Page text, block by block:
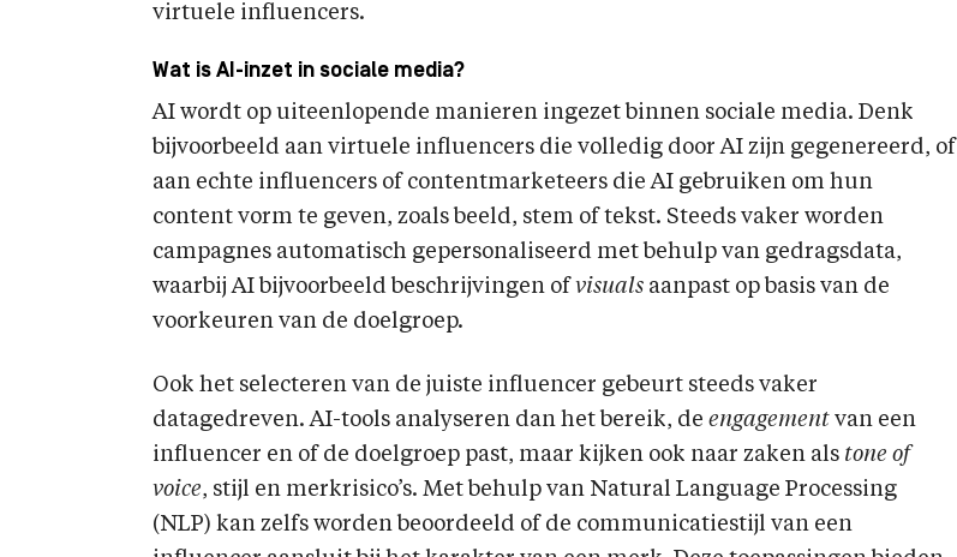
virtuele influencers.
Wat is AI-inzet in sociale media?
AI wordt op uiteenlopende manieren ingezet binnen sociale media. Denk
bijvoorbeeld aan virtuele influencers die volledig door AI zijn gegenereerd, of
aan echte influencers of contentmarketeers die AI gebruiken om hun
content vorm te geven, zoals beeld, stem of tekst. Steeds vaker worden
campagnes automatisch gepersonaliseerd met behulp van gedragsdata,
waarbij AI bijvoorbeeld beschrijvingen of visuals aanpast op basis van de
voorkeuren van de doelgroep.
Ook het selecteren van de juiste influencer gebeurt steeds vaker
datagedreven. AI-tools analyseren dan het bereik, de engagement van een
influencer en of de doelgroep past, maar kijken ook naar zaken als tone of
voice, stijl en merkrisico’s. Met behulp van Natural Language Processing
(NLP) kan zelfs worden beoordeeld of de communicatiestijl van een